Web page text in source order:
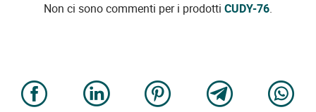
Non ci sono commenti per i prodotti CUDY-76.